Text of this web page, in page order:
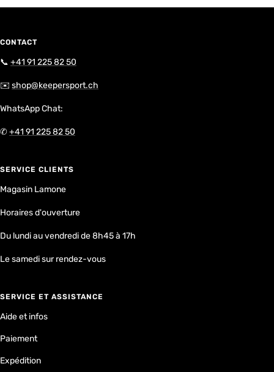
CONTACT
📞 +41 91 225 82 50
✉️ shop@keepersport.ch
WhatsApp Chat:
✆+41 91 225 82 50
SERVICE CLIENTS
Magasin Lamone
Horaires d'ouverture
Du lundi au vendredi de 8h45 à 17h
Le samedi sur rendez-vous
SERVICE ET ASSISTANCE
Aide et infos
Paiement
Expédition